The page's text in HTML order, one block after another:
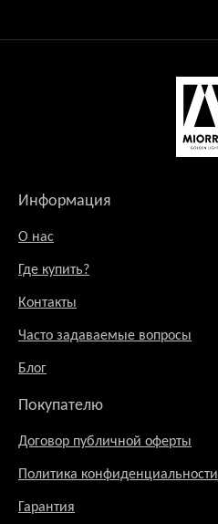
Информация
О нас
Где купить?
Контакты
Часто задаваемые вопросы
Блог
Покупателю
Договор публичной оферты
Политика конфиденциальности
Гарантия